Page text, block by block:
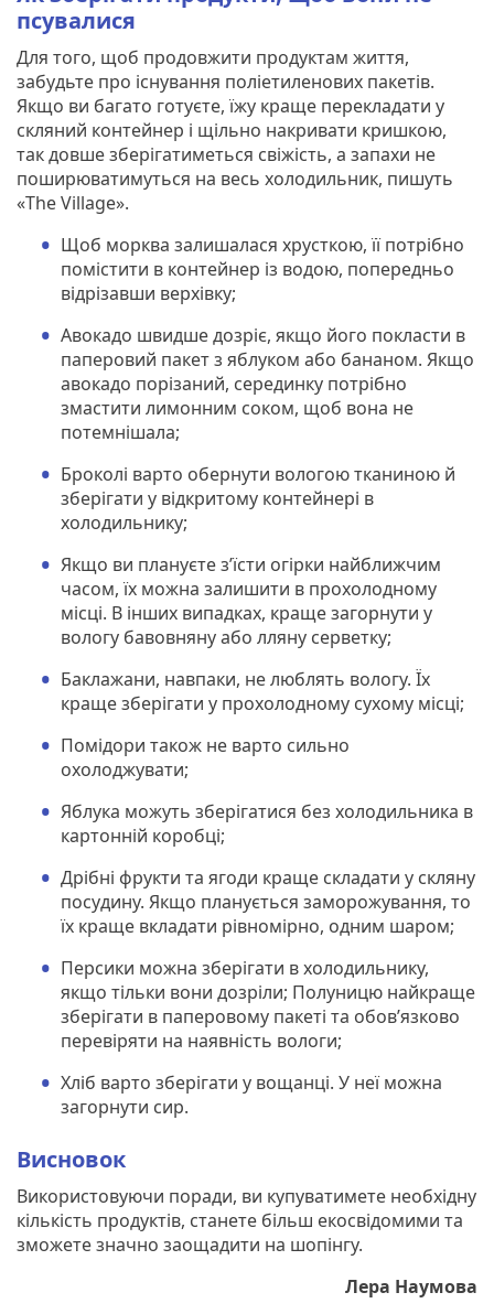
псувалися
Для того, щоб продовжити продуктам життя,
забудьте про існування поліетиленових пакетів.
Якщо ви багато готуєте, їжу краще перекладати у
скляний контейнер і щільно накривати кришкою,
так довше зберігатиметься свіжість, а запахи не
поширюватимуться на весь холодильник, пишуть
«The Village».
Щоб морква залишалася хрусткою, її потрібно
помістити в контейнер із водою, попередньо
відрізавши верхівку;
Авокадо швидше дозріє, якщо його покласти в
паперовий пакет з яблуком або бананом. Якщо
авокадо порізаний, серединку потрібно
змастити лимонним соком, щоб вона не
потемнішала;
Броколі варто обернути вологою тканиною й
зберігати у відкритому контейнері в
холодильнику;
Якщо ви плануєте з’їсти огірки найближчим
часом, їх можна залишити в прохолодному
місці. В інших випадках, краще загорнути у
вологу бавовняну або лляну серветку;
Баклажани, навпаки, не люблять вологу. Їх
краще зберігати у прохолодному сухому місці;
Помідори також не варто сильно
охолоджувати;
Яблука можуть зберігатися без холодильника в
картонній коробці;
Дрібні фрукти та ягоди краще складати у скляну
посудину. Якщо планується заморожування, то
їх краще вкладати рівномірно, одним шаром;
Персики можна зберігати в холодильнику,
якщо тільки вони дозріли; Полуницю найкраще
зберігати в паперовому пакеті та обов’язково
перевіряти на наявність вологи;
Хліб варто зберігати у вощанці. У неї можна
загорнути сир.
Висновок
Використовуючи поради, ви купуватимете необхідну
кількість продуктів, станете більш екосвідомими та
зможете значно заощадити на шопінгу.
Лера Наумова